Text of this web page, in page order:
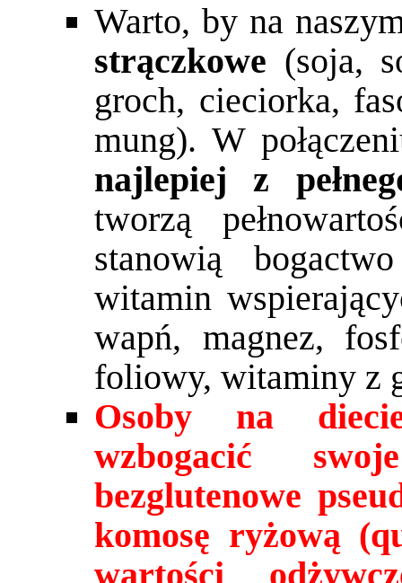
Warto, by na
strączkowe (soja,
groch, cieciorka,
mung). W
najlepiej z
tworzą
stanowią
witamin
wapń, magnez,
foliowy, witaminy z
Osoby na
wzbogacić
bezglutenowe
komosę ryżową
wartości